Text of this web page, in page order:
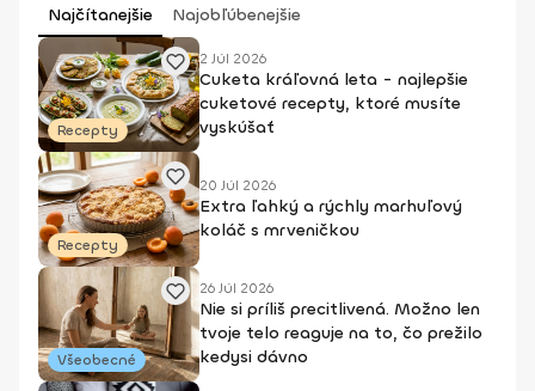
Najčítanejšie Najobľúbenejšie
Recepty
2 Júl 2026
Cuketa kráľovná leta - najlepšie
cuketové recepty, ktoré musíte
vyskúšať
Recepty
20 Júl 2026
Extra ľahký a rýchly marhuľový
koláč s mrveničkou
Všeobecné
26 Júl 2026
Nie si príliš precitlivená. Možno len
tvoje telo reaguje na to, čo prežilo
kedysi dávno